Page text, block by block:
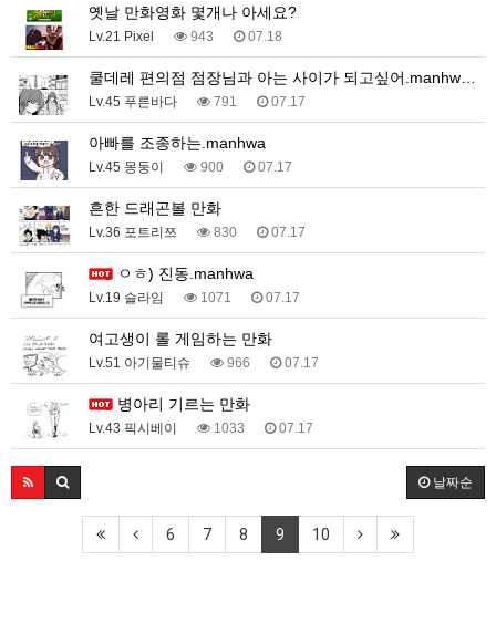
옛날 만화영화 몇개나 아세요?
Lv.21 Pixel 943 07.18
쿨데레 편의점 점장님과 아는 사이가 되고싶어.manhw…
Lv.45 푸른바다 791 07.17
아빠를 조종하는.manhwa
Lv.45 몽둥이 900 07.17
흔한 드래곤볼 만화
Lv.36 포트리쯔 830 07.17
ㅇㅎ) 진동.manhwa
Lv.19 슬라임 1071 07.17
여고생이 롤 게임하는 만화
Lv.51 아기물티슈 966 07.17
병아리 기르는 만화
Lv.43 픽시베이 1033 07.17
날짜순
6 7 8 9 10